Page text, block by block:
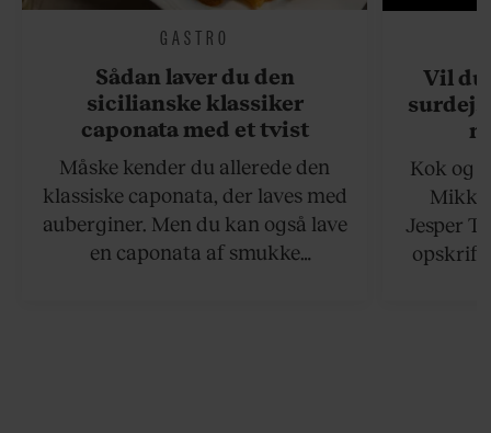
GASTRO
Sådan laver du den
sicilianske klassiker
caponata med et tvist
Måske kender du allerede den
klassiske caponata, der laves med
auberginer. Men du kan også lave
en caponata af smukke
Vil du
Kok og
Jesper
opskrift